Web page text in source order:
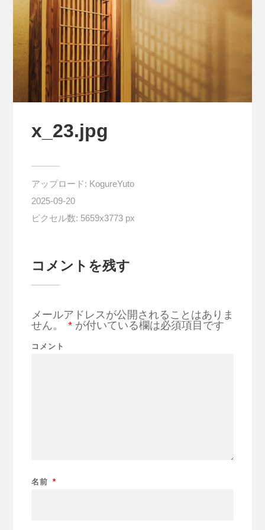
x_23.jpg
アップロード: KogureYuto
2025-09-20
ピクセル数: 5659x3773 px
コメントを残す
メールアドレスが公開されることはありま
せん。
*が付いている欄は必須項目です
コメント
名前 *